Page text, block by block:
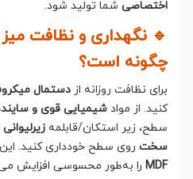
اختصاصی شما تولید شود.
چگونه است؟
برای نظافت روزانه از دستمال
کنید. از مواد شیمیایی قوی و
سطح، زیر استکان/قابلمه زیرلیوانی
سخت روی سطح خودداری کنید.
MDF را به‌طور محسوسی افزایش